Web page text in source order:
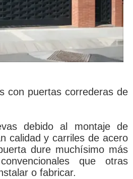
con puertas correderas de
debido al montaje de
calidad y carriles de acero
dure muchísimo más
que otras
o fabricar.